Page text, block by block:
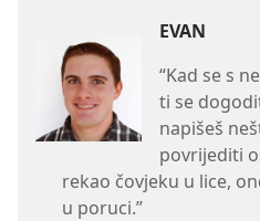
EVAN
“Kad se s
ti se
napišeš
povrijediti
rekao čovjeku u lice,
u poruci.”